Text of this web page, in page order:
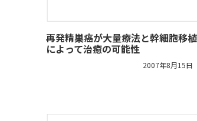
再発精巣癌が大量療法と幹細胞移植
によって治癒の可能性
2007年8月15日